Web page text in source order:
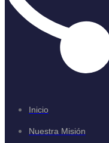
Inicio
Nuestra Misión